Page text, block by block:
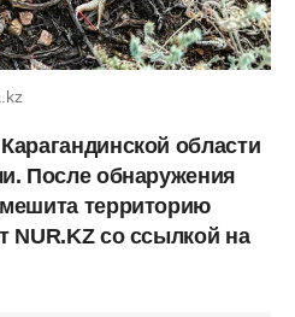
области
После обнаружения
территорию
NUR.KZ со ссылкой на